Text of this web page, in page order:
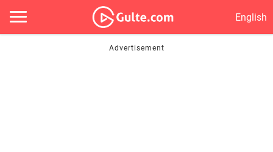
English